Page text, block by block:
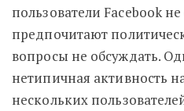
пользователи Facebook
предпочитают
вопросы не обсуждать.
нетипичная активность
нескольких